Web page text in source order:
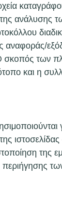
της ανάλυσης
σκοπός των
και η
της